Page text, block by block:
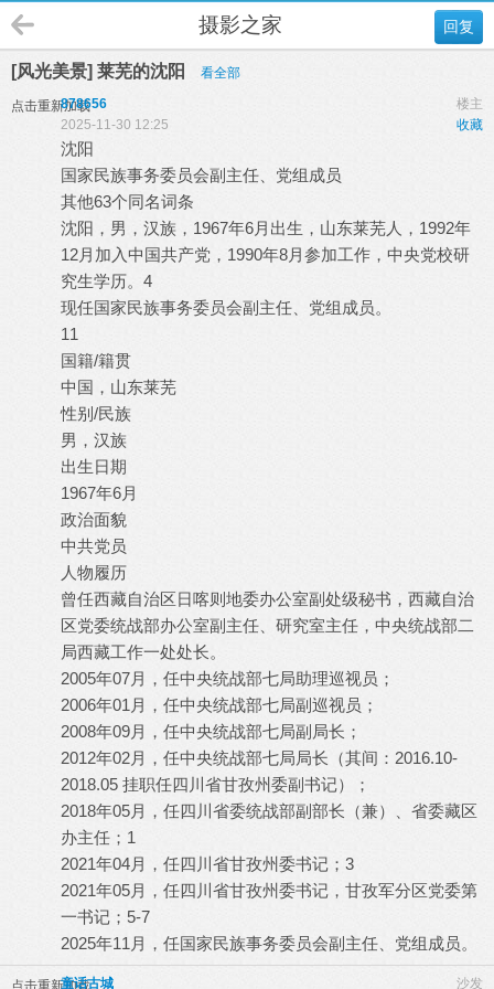
回复
摄影之家
[风光美景] 莱芜的沈阳 看全部
点击重新加载 楼主
878656
收藏
2025-11-30 12:25
沈阳
国家民族事务委员会副主任、党组成员
其他63个同名词条
沈阳，男，汉族，1967年6月出生，山东莱芜人，1992年
12月加入中国共产党，1990年8月参加工作，中央党校研
究生学历。4
现任国家民族事务委员会副主任、党组成员。
11
国籍/籍贯
中国，山东莱芜
性别/民族
男，汉族
出生日期
1967年6月
政治面貌
中共党员
人物履历
曾任西藏自治区日喀则地委办公室副处级秘书，西藏自治
区党委统战部办公室副主任、研究室主任，中央统战部二
局西藏工作一处处长。
2005年07月，任中央统战部七局助理巡视员；
2006年01月，任中央统战部七局副巡视员；
2008年09月，任中央统战部七局副局长；
2012年02月，任中央统战部七局局长（其间：2016.10-
2018.05 挂职任四川省甘孜州委副书记）；
2018年05月，任四川省委统战部副部长（兼）、省委藏区
办主任；1
2021年04月，任四川省甘孜州委书记；3
2021年05月，任四川省甘孜州委书记，甘孜军分区党委第
一书记；5-7
2025年11月，任国家民族事务委员会副主任、党组成员。
点击重新加载 沙发
童话古城